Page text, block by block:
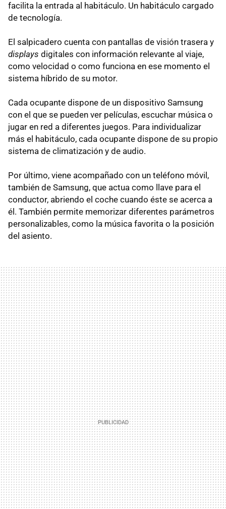
facilita la entrada al habitáculo. Un habitáculo cargado
de tecnología.
El salpicadero cuenta con pantallas de visión trasera y
displays digitales con información relevante al viaje,
como velocidad o como funciona en ese momento el
sistema híbrido de su motor.
Cada ocupante dispone de un dispositivo Samsung
con el que se pueden ver películas, escuchar música o
jugar en red a diferentes juegos. Para individualizar
más el habitáculo, cada ocupante dispone de su propio
sistema de climatización y de audio.
Por último, viene acompañado con un teléfono móvil,
también de Samsung, que actua como llave para el
conductor, abriendo el coche cuando éste se acerca a
él. También permite memorizar diferentes parámetros
personalizables, como la música favorita o la posición
del asiento.